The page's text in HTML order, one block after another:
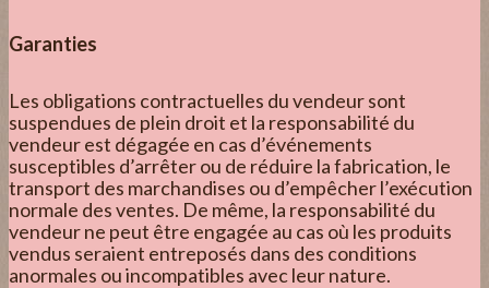
Garanties
Les obligations contractuelles du vendeur sont
suspendues de plein droit et la responsabilité du
vendeur est dégagée en cas d’événements
susceptibles d’arrêter ou de réduire la fabrication, le
transport des marchandises ou d’empêcher l’exécution
normale des ventes. De même, la responsabilité du
vendeur ne peut être engagée au cas où les produits
vendus seraient entreposés dans des conditions
anormales ou incompatibles avec leur nature.